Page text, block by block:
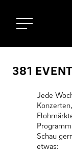
381
Jede
Schau
etwas: